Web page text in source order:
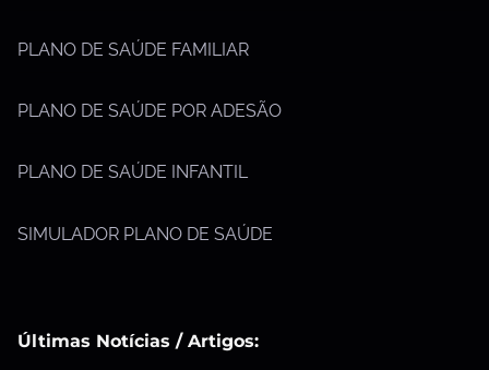
PLANO DE SAÚDE FAMILIAR
PLANO DE SAÚDE POR ADESÃO
PLANO DE SAÚDE INFANTIL
SIMULADOR PLANO DE SAÚDE
Últimas Notícias / Artigos: